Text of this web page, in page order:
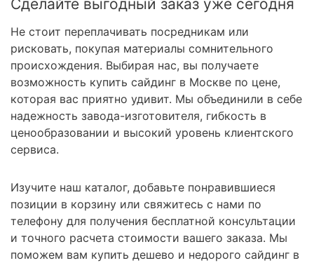
Сделайте выгодный заказ уже сегодня
Не стоит переплачивать посредникам или
рисковать, покупая материалы сомнительного
происхождения. Выбирая нас, вы получаете
возможность купить сайдинг в Москве по цене,
которая вас приятно удивит. Мы объединили в себе
надежность завода-изготовителя, гибкость в
ценообразовании и высокий уровень клиентского
сервиса.
Изучите наш каталог, добавьте понравившиеся
позиции в корзину или свяжитесь с нами по
телефону для получения бесплатной консультации
и точного расчета стоимости вашего заказа. Мы
поможем вам купить дешево и недорого сайдинг в